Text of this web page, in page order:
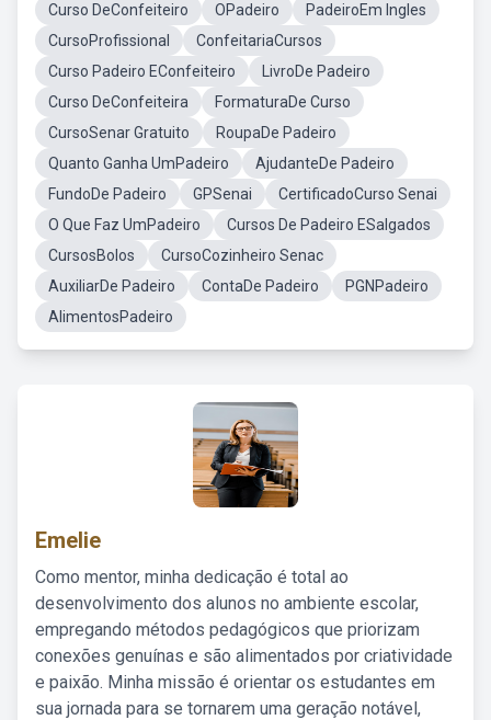
Curso DeConfeiteiro
OPadeiro
PadeiroEm Ingles
CursoProfissional
ConfeitariaCursos
Curso Padeiro EConfeiteiro
LivroDe Padeiro
Curso DeConfeiteira
FormaturaDe Curso
CursoSenar Gratuito
RoupaDe Padeiro
Quanto Ganha UmPadeiro
AjudanteDe Padeiro
FundoDe Padeiro
GPSenai
CertificadoCurso Senai
O Que Faz UmPadeiro
Cursos De Padeiro ESalgados
CursosBolos
CursoCozinheiro Senac
AuxiliarDe Padeiro
ContaDe Padeiro
PGNPadeiro
AlimentosPadeiro
Emelie
Como mentor, minha dedicação é total ao
desenvolvimento dos alunos no ambiente escolar,
empregando métodos pedagógicos que priorizam
conexões genuínas e são alimentados por criatividade
e paixão. Minha missão é orientar os estudantes em
sua jornada para se tornarem uma geração notável,